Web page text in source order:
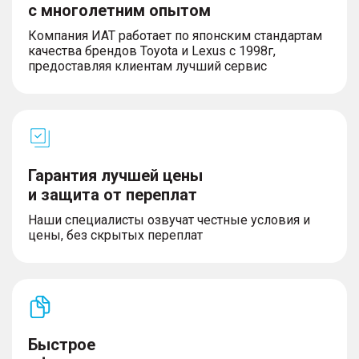
– Мультифункциональное рулевое колесо
– Розетка 12V
– Темный салон
– Кожаный руль
– Люк
– Панорамная крыша
– Третий задний подголовник
– Передний центральный подлокотник
– Металлические накладки на педали
– Обивка салона экокожей
с многолетним опытом
Компания ИАТ работает по японским стандартам
качества брендов Toyota и Lexus с 1998г,
предоставляя клиентам лучший сервис
Гарантия лучшей цены
и защита от переплат
Наши специалисты озвучат честные условия и
цены, без скрытых переплат
Быстрое